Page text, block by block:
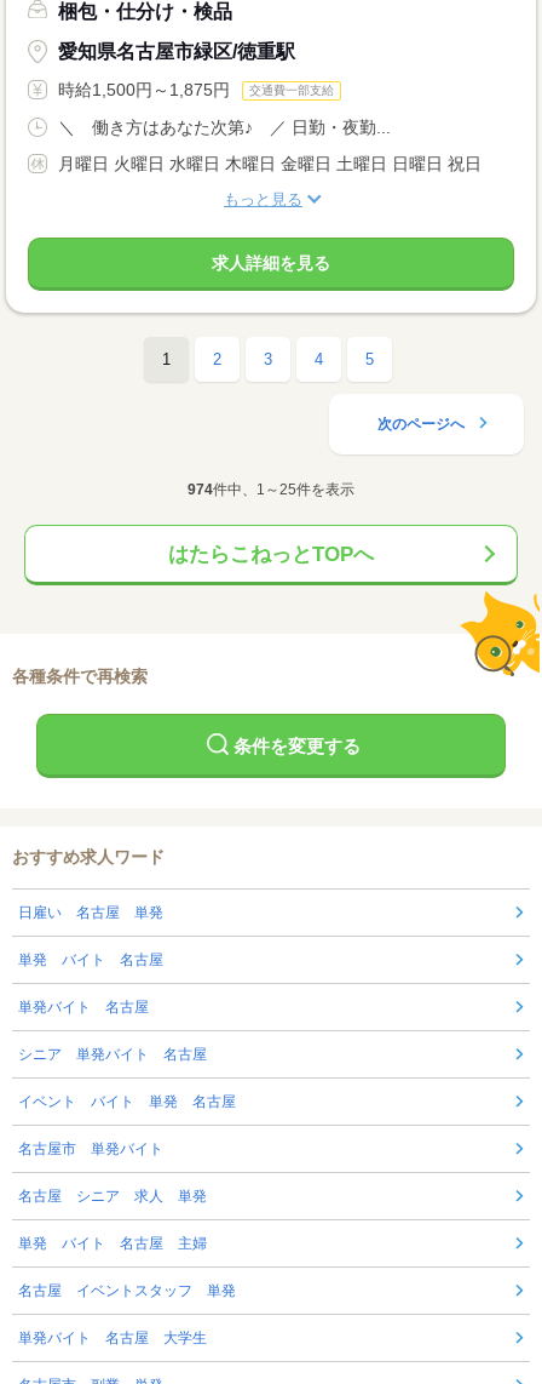
梱包・仕分け・検品
愛知県名古屋市緑区/徳重駅
時給1,500円～1,875円 交通費一部支給
＼ 働き方はあなた次第♪ ／ 日勤・夜勤...
月曜日 火曜日 水曜日 木曜日 金曜日 土曜日 日曜日 祝日
もっと見る
求人詳細を見る
1 2 3 4 5
次のページへ
974件中、1～25件を表示
はたらこねっとTOPへ
各種条件で再検索
条件を変更する
おすすめ求人ワード
日雇い 名古屋 単発
単発 バイト 名古屋
単発バイト 名古屋
シニア 単発バイト 名古屋
イベント バイト 単発 名古屋
名古屋市 単発バイト
名古屋 シニア 求人 単発
単発 バイト 名古屋 主婦
名古屋 イベントスタッフ 単発
単発バイト 名古屋 大学生